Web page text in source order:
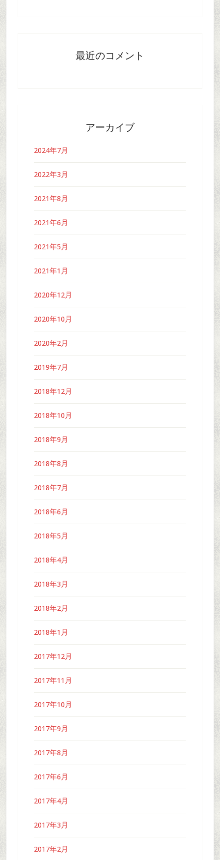
最近のコメント
アーカイブ
2024年7月
2022年3月
2021年8月
2021年6月
2021年5月
2021年1月
2020年12月
2020年10月
2020年2月
2019年7月
2018年12月
2018年10月
2018年9月
2018年8月
2018年7月
2018年6月
2018年5月
2018年4月
2018年3月
2018年2月
2018年1月
2017年12月
2017年11月
2017年10月
2017年9月
2017年8月
2017年6月
2017年4月
2017年3月
2017年2月